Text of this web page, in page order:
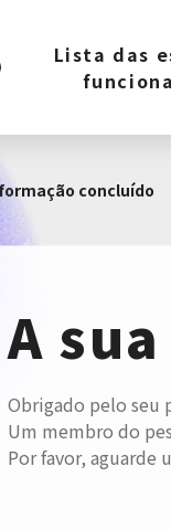
Lista das
concluído
A
Obrigado pelo seu
Um membro do
Por favor, aguarde